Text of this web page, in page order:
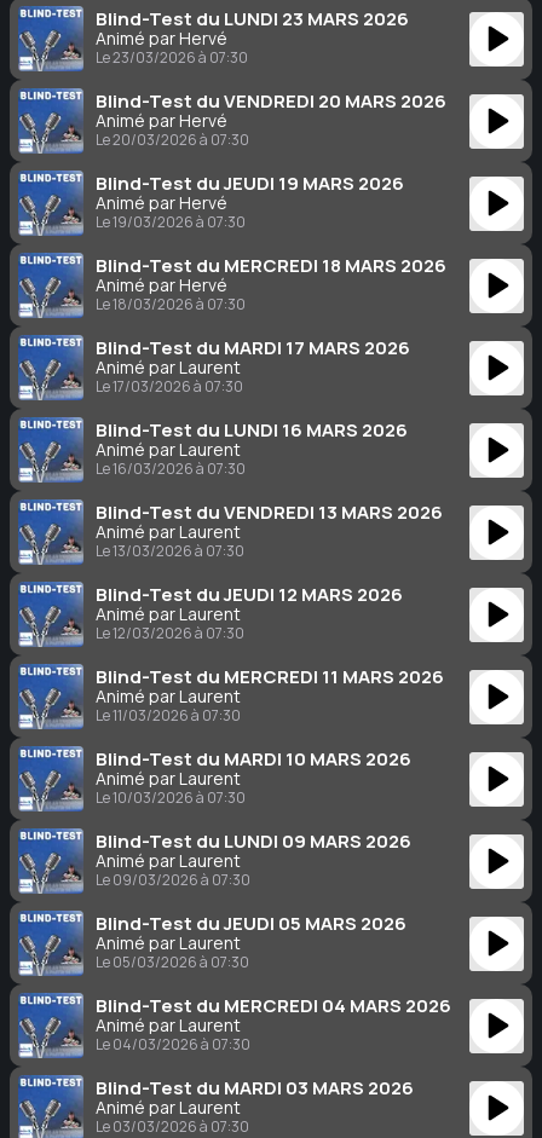
Blind-Test du LUNDI 23 MARS 2026
Animé par Hervé
Le 23/03/2026 à 07:30
Blind-Test du VENDREDI 20 MARS 2026
Animé par Hervé
Le 20/03/2026 à 07:30
Blind-Test du JEUDI 19 MARS 2026
Animé par Hervé
Le 19/03/2026 à 07:30
Blind-Test du MERCREDI 18 MARS 2026
Animé par Hervé
Le 18/03/2026 à 07:30
Blind-Test du MARDI 17 MARS 2026
Animé par Laurent
Le 17/03/2026 à 07:30
Blind-Test du LUNDI 16 MARS 2026
Animé par Laurent
Le 16/03/2026 à 07:30
Blind-Test du VENDREDI 13 MARS 2026
Animé par Laurent
Le 13/03/2026 à 07:30
Blind-Test du JEUDI 12 MARS 2026
Animé par Laurent
Le 12/03/2026 à 07:30
Blind-Test du MERCREDI 11 MARS 2026
Animé par Laurent
Le 11/03/2026 à 07:30
Blind-Test du MARDI 10 MARS 2026
Animé par Laurent
Le 10/03/2026 à 07:30
Blind-Test du LUNDI 09 MARS 2026
Animé par Laurent
Le 09/03/2026 à 07:30
Blind-Test du JEUDI 05 MARS 2026
Animé par Laurent
Le 05/03/2026 à 07:30
Blind-Test du MERCREDI 04 MARS 2026
Animé par Laurent
Le 04/03/2026 à 07:30
Blind-Test du MARDI 03 MARS 2026
Animé par Laurent
Le 03/03/2026 à 07:30